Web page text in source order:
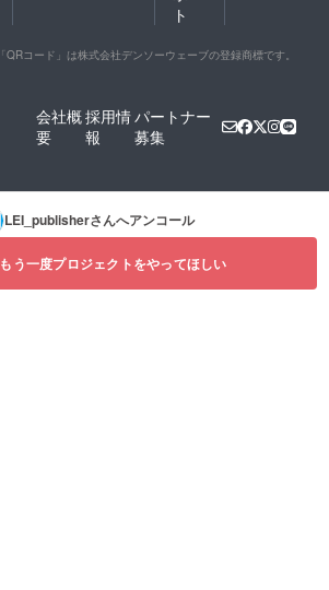
ト
「QRコード」は株式会社デンソーウェーブの登録商標です。
会社概
要
採用情
報
パートナー
募集
LEI_publisherさんへアンコール
もう一度プロジェクトをやってほしい